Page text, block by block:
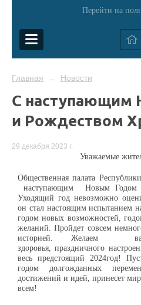
Перейти на
Главная → Новости
С наступающим
и Рождеством
29 декабря 2023 г.
Уважаемые
Общественная палата
наступающим
Новым Годом
Уходящий год невозможно
он стал настоящим испытанием
годом новых возможностей,
желаний. Пройдет совсем
историей. Желаем в
здоровья, праздничного
весь предстоящий 2024год!
годом долгожданных
достижений и идей,принесет
всем!